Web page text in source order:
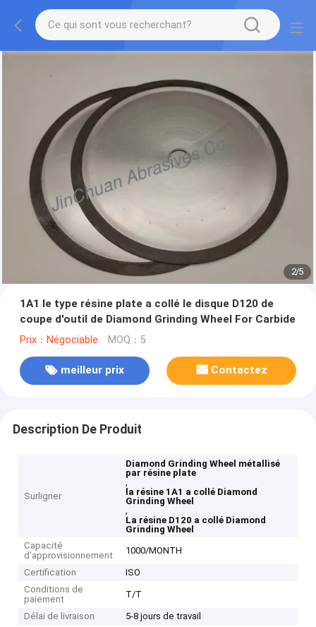
2/5
1A1 le type résine plate a collé le disque D120 de
coupe d'outil de Diamond Grinding Wheel For Carbide
Prix：Négociable MOQ：5
meilleur prix Contactez
Description De Produit
Surligner
Diamond Grinding Wheel métallisé
par résine plate
,
la résine 1A1 a collé Diamond
Grinding Wheel
,
La résine D120 a collé Diamond
Grinding Wheel
Capacité
d'approvisionnement
1000/MONTH
Certification
ISO
Conditions de
paiement
T/T
Délai de livraison
5-8 jours de travail